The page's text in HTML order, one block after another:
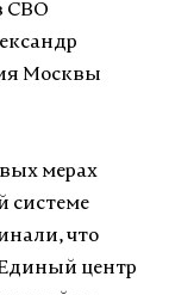
СВО
Москвы
мерах
системе
что
Единый центр